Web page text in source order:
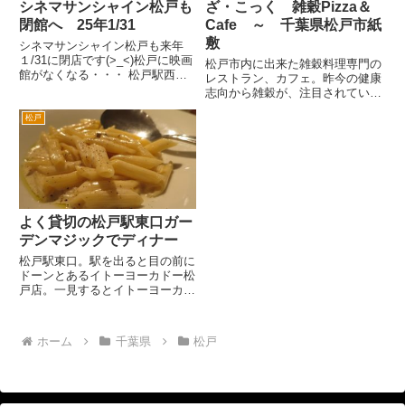
シネマサンシャイン松戸も
閉館へ 25年1/31
シネマサンシャイン松戸も来年
１/31に閉店です(>_<)松戸に映画
館がなくなる・・・ 松戸駅西口
ル）とダイエーの間あたりのビル
の中にあります。 以前は、松戸
サンリオ劇場も併設であり...
ざ・こっく 雑穀Pizza＆
Cafe ～ 千葉県松戸市紙
敷
松戸市内に出来た雑穀料理専門の
レストラン、カフェ。昨今の健康
志向から雑穀が、注目されていま
松戸
よく貸切の松戸駅東口ガー
デンマジックでディナー
松戸駅東口。駅を出ると目の前に
ドーンとあるイトーヨーカドー松
戸店。一見するとイトーヨーカド
レ松戸です。 そのプラーレ松
戸の屋上にあるレストランが、ガ
ホーム 千葉県 松戸